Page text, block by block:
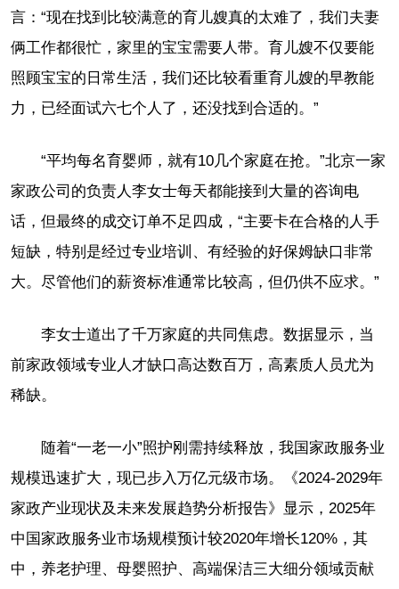
言：“现在找到比较满意的育儿嫂真的太难了，我们夫妻
俩工作都很忙，家里的宝宝需要人带。育儿嫂不仅要能
照顾宝宝的日常生活，我们还比较看重育儿嫂的早教能
力，已经面试六七个人了，还没找到合适的。”
“平均每名育婴师，就有10几个家庭在抢。”北京一家
家政公司的负责人李女士每天都能接到大量的咨询电
话，但最终的成交订单不足四成，“主要卡在合格的人手
短缺，特别是经过专业培训、有经验的好保姆缺口非常
大。尽管他们的薪资标准通常比较高，但仍供不应求。”
李女士道出了千万家庭的共同焦虑。数据显示，当
前家政领域专业人才缺口高达数百万，高素质人员尤为
稀缺。
随着“一老一小”照护刚需持续释放，我国家政服务业
规模迅速扩大，现已步入万亿元级市场。《2024-2029年
家政产业现状及未来发展趋势分析报告》显示，2025年
中国家政服务业市场规模预计较2020年增长120%，其
中，养老护理、母婴照护、高端保洁三大细分领域贡献